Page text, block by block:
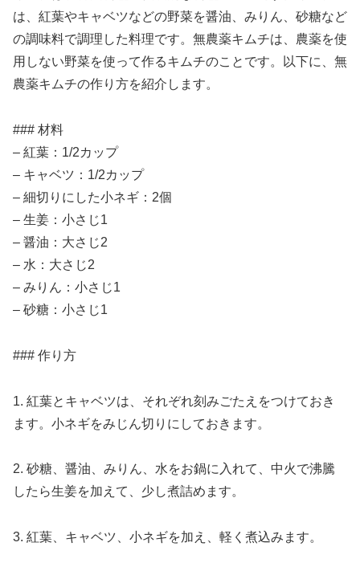
は、紅葉やキャベツなどの野菜を醤油、みりん、砂糖など
の調味料で調理した料理です。無農薬キムチは、農薬を使
用しない野菜を使って作るキムチのことです。以下に、無
農薬キムチの作り方を紹介します。
### 材料
– 紅葉：1/2カップ
– キャベツ：1/2カップ
– 細切りにした小ネギ：2個
– 生姜：小さじ1
– 醤油：大さじ2
– 水：大さじ2
– みりん：小さじ1
– 砂糖：小さじ1
### 作り方
1. 紅葉とキャベツは、それぞれ刻みごたえをつけておき
ます。小ネギをみじん切りにしておきます。
2. 砂糖、醤油、みりん、水をお鍋に入れて、中火で沸騰
したら生姜を加えて、少し煮詰めます。
3. 紅葉、キャベツ、小ネギを加え、軽く煮込みます。